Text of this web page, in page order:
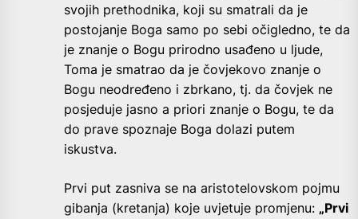
svojih prethodnika, koji su smatrali da je
postojanje Boga samo po sebi očigledno, te da
je znanje o Bogu prirodno usađeno u ljude,
Toma je smatrao da je čovjekovo znanje o
Bogu neodređeno i zbrkano, tj. da čovjek ne
posjeduje jasno a priori znanje o Bogu, te da
do prave spoznaje Boga dolazi putem
iskustva.
Prvi put zasniva se na aristotelovskom pojmu
gibanja (kretanja) koje uvjetuje promjenu: „Prvi